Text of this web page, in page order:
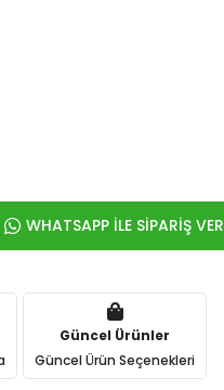
WHATSAPP İLE SİPARİŞ VER
Güncel Ürünler
Güncel Ürün Seçenekleri